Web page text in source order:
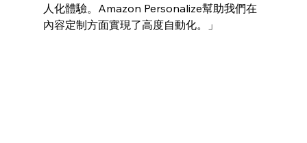
人化體驗。Amazon Personalize幫助我們在
內容定制方面實現了高度自動化。」